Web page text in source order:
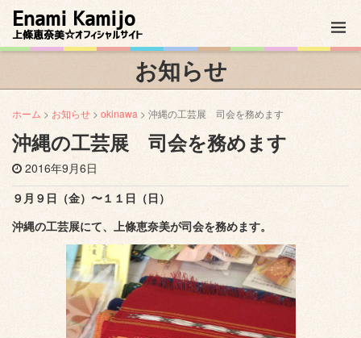
Enami Kamijo
上條恵奈美☆オフィシャルサイト
お知らせ
ホーム > お知らせ > okinawa > 沖縄の工芸展 司会を務めます
沖縄の工芸展 司会を務めます
2016年9月6日
９月９日（金）〜１１日（日）
沖縄の工芸展にて、上條恵奈美が司会を務めます。